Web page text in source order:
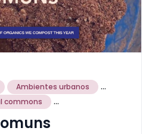
Ambientes urbanos ...
commons ...